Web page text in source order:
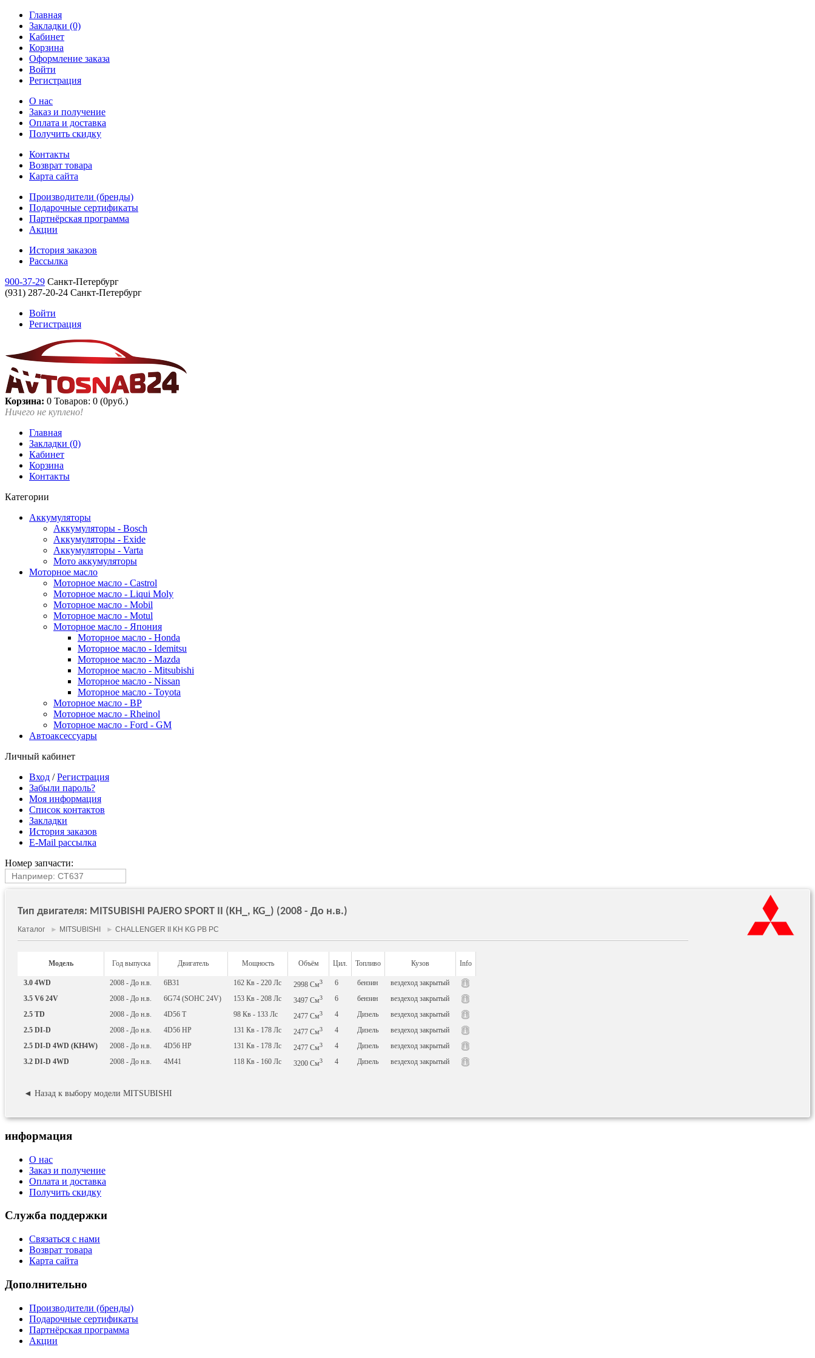
Главная
Закладки (0)
Кабинет
Корзина
Оформление заказа
Войти
Регистрация
О нас
Заказ и получение
Оплата и доставка
Получить скидку
Контакты
Возврат товара
Карта сайта
Производители (бренды)
Подарочные сертификаты
Партнёрская программа
Акции
История заказов
Рассылка
900-37-29 Санкт-Петербург
(931) 287-20-24 Санкт-Петербург
Войти
Регистрация
Корзина: 0 Товаров: 0 (0руб.)
Ничего не куплено!
Главная
Закладки (0)
Кабинет
Корзина
Контакты
Категории
Аккумуляторы
Аккумуляторы - Bosch
Аккумуляторы - Exide
Аккумуляторы - Varta
Мото аккумуляторы
Моторное масло
Моторное масло - Castrol
Моторное масло - Liqui Moly
Моторное масло - Mobil
Моторное масло - Motul
Моторное масло - Япония
Моторное масло - Honda
Моторное масло - Idemitsu
Моторное масло - Mazda
Моторное масло - Mitsubishi
Моторное масло - Nissan
Моторное масло - Toyota
Моторное масло - BP
Моторное масло - Rheinol
Моторное масло - Ford - GM
Автоаксессуары
Личный кабинет
Вход /Регистрация
Забыли пароль?
Моя информация
Список контактов
Закладки
История заказов
E-Mail рассылка
Номер запчасти:
Тип двигателя: MITSUBISHI PAJERO SPORT II (KH_, KG_) (2008 - До н.в.)
Каталог ► MITSUBISHI ► CHALLENGER II KH KG PB PC
Модель Год выпуска Двигатель Мощность Объём Цил. Топливо Кузов Info
3.0 4WD 2008 - До н.в. 6B31 162 Кв - 220 Лс 2998 См3 6 бензин
вездеход закрытый
3.5 V6 24V
2008 - До н.в. 6G74 (SOHC 24V) 153 Кв - 208 Лс 3497 См3 6 бензин
вездеход закрытый
2.5 TD
2008 - До н.в. 4D56 T 98 Кв - 133 Лс 2477 См3 4 Дизель
вездеход закрытый
2.5 DI-D
2008 - До н.в. 4D56 HP 131 Кв - 178 Лс 2477 См3 4 Дизель
вездеход закрытый
2.5 DI-D 4WD (KH4W)
2008 - До н.в. 4D56 HP 131 Кв - 178 Лс 2477 См3 4 Дизель
вездеход закрытый
3.2 DI-D 4WD
2008 - До н.в. 4M41 118 Кв - 160 Лс 3200 См3 4 Дизель вездеход закрытый
◄ Назад к выбору модели MITSUBISHI
информация
О нас
Заказ и получение
Оплата и доставка
Получить скидку
Служба поддержки
Связаться с нами
Возврат товара
Карта сайта
Дополнительно
Производители (бренды)
Подарочные сертификаты
Партнёрская программа
Акции